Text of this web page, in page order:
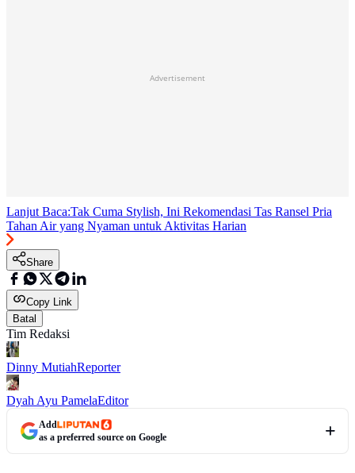
Advertisement
Lanjut Baca:Tak Cuma Stylish, Ini Rekomendasi Tas Ransel Pria
Tahan Air yang Nyaman untuk Aktivitas Harian
Share
Copy Link
Batal
Tim Redaksi
Dinny MutiahReporter
Dyah Ayu PamelaEditor
Add
as a preferred source on Google